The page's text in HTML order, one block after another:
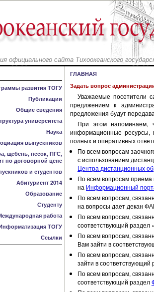
официального сайта Тихоокеанского
развития ТОГУ
Публикации
Общие сведения
университета
Наука
выпускников
щебень, песок, ПГС,
по договорной цене
и студентов
Абитуриент 2014
Образование
Студенту
работа
ТОГУ
Ссылки
ГЛАВНАЯ
Задать вопрос
Уважаемые посетители
предлжением к
предложения будут
При этом напоминаем,
информационные ресурсы,
полных и оперативных
По всем вопросам
с использованием
Центра дистанционных
По всем вопросам приема
на Информационный
По всем вопросам,
на вопросы дает декан
По всем вопросам,
соответствующий раздел
По всем вопросам,
Вам зайти в
По всем вопросам,
зайти в
По всем вопросам,
соответствующий раздел